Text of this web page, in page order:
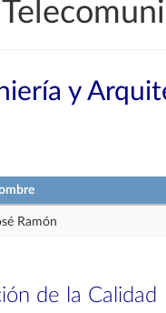
y
Ramón
de la Calidad